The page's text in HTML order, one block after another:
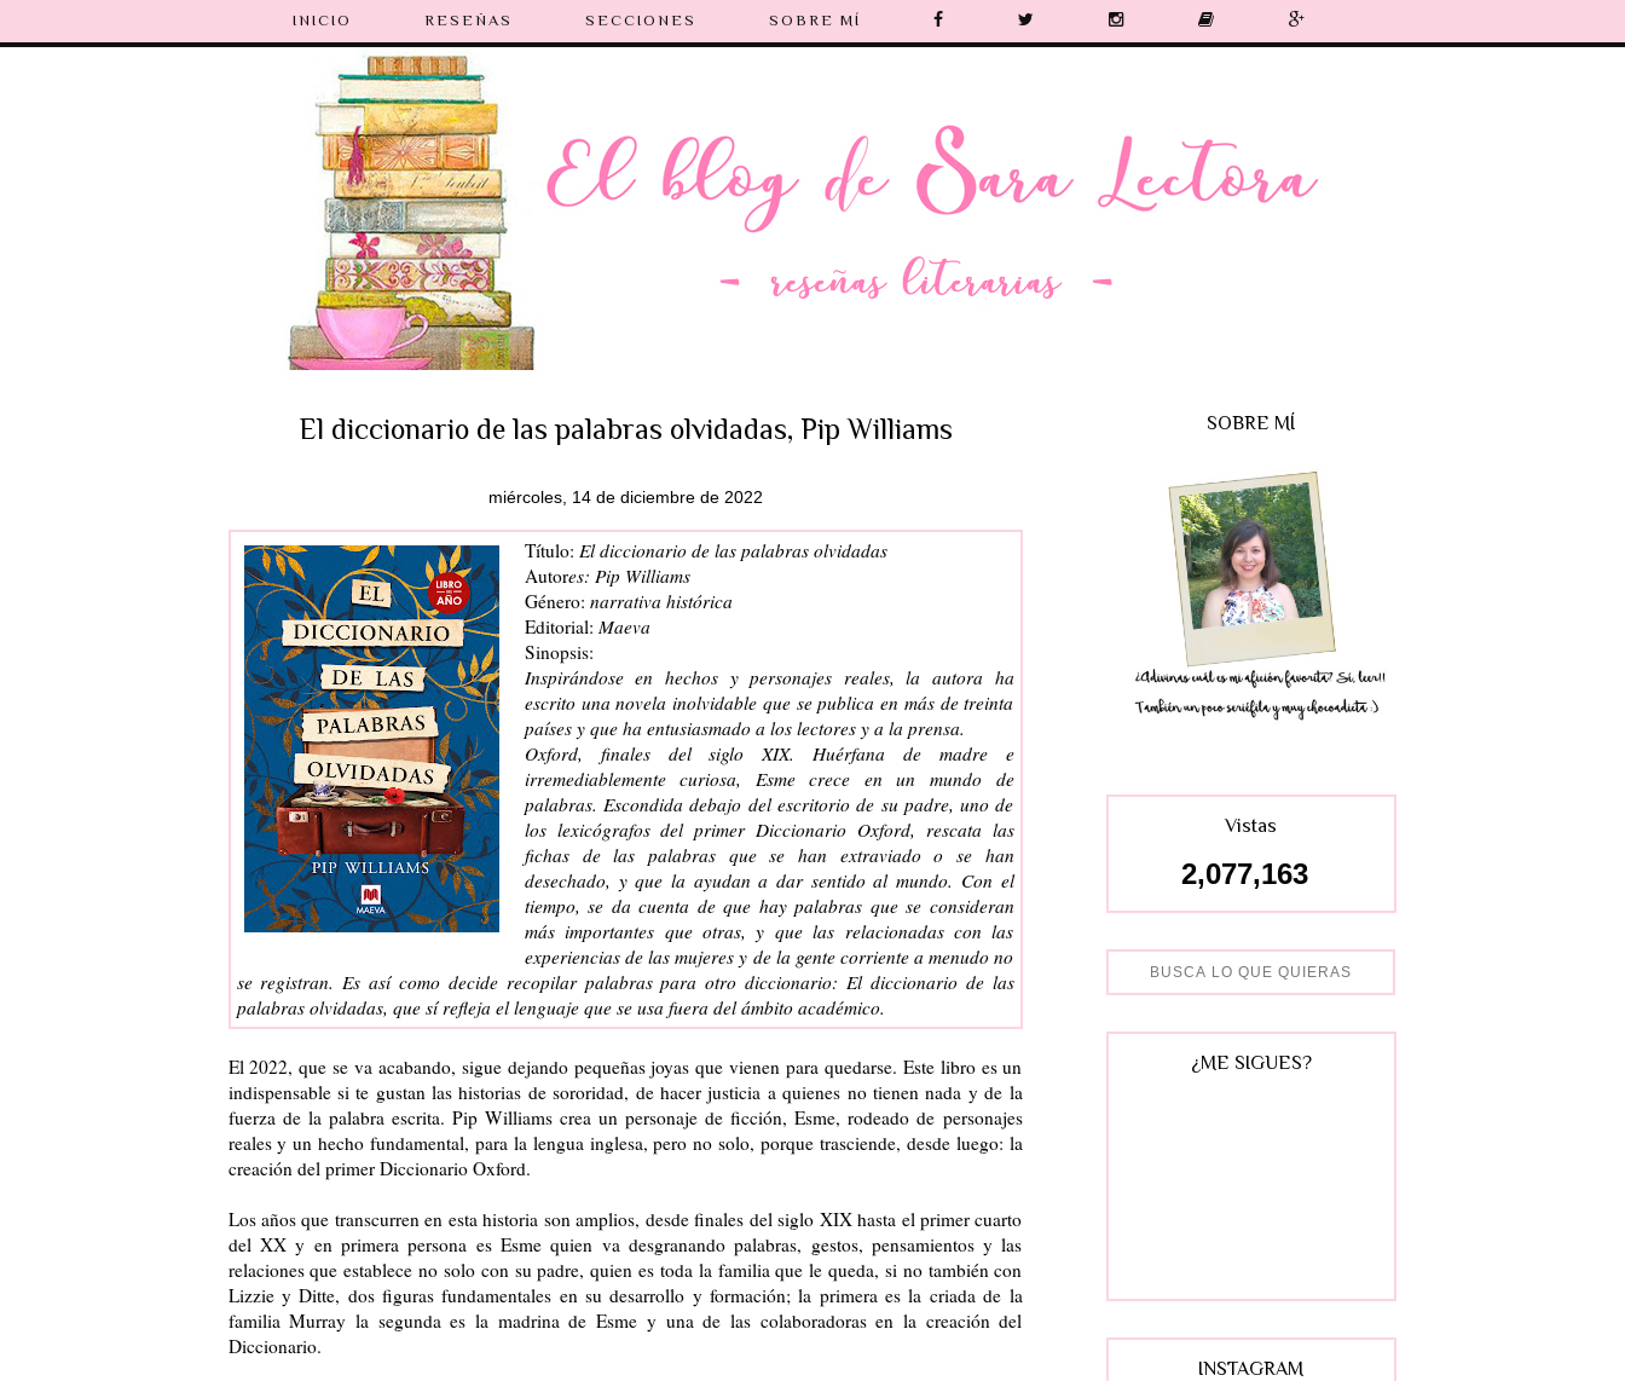
INICIO RESEÑAS SECCIONES SOBRE MÍ
El diccionario de las palabras olvidadas, Pip Williams
miércoles, 14 de diciembre de 2022
Título: El diccionario de las palabras olvidadas
Autores: Pip Williams
Género: narrativa histórica
Editorial: Maeva
Sinopsis:
Inspirándose en hechos y personajes reales, la autora ha
escrito una novela inolvidable que se publica en más de treinta
países y que ha entusiasmado a los lectores y a la prensa.
Oxford, finales del siglo XIX. Huérfana de madre e
irremediablemente curiosa, Esme crece en un mundo de
palabras. Escondida debajo del escritorio de su padre, uno de
los lexicógrafos del primer Diccionario Oxford, rescata las
fichas de las palabras que se han extraviado o se han
desechado, y que la ayudan a dar sentido al mundo. Con el
tiempo, se da cuenta de que hay palabras que se consideran
más importantes que otras, y que las relacionadas con las
experiencias de las mujeres y de la gente corriente a menudo no
se registran. Es así como decide recopilar palabras para otro diccionario: El diccionario de las
palabras olvidadas, que sí refleja el lenguaje que se usa fuera del ámbito académico.
El 2022, que se va acabando, sigue dejando pequeñas joyas que vienen para quedarse. Este libro es un
indispensable si te gustan las historias de sororidad, de hacer justicia a quienes no tienen nada y de la
fuerza de la palabra escrita. Pip Williams crea un personaje de ficción, Esme, rodeado de personajes
reales y un hecho fundamental, para la lengua inglesa, pero no solo, porque trasciende, desde luego: la
creación del primer Diccionario Oxford.
Los años que transcurren en esta historia son amplios, desde finales del siglo XIX hasta el primer cuarto
del XX y en primera persona es Esme quien va desgranando palabras, gestos, pensamientos y las
relaciones que establece no solo con su padre, quien es toda la familia que le queda, si no también con
Lizzie y Ditte, dos figuras fundamentales en su desarrollo y formación; la primera es la criada de la
familia Murray la segunda es la madrina de Esme y una de las colaboradoras en la creación del
Diccionario.
SOBRE MÍ
Vistas
2,077,163
¿ME SIGUES?
INSTAGRAM